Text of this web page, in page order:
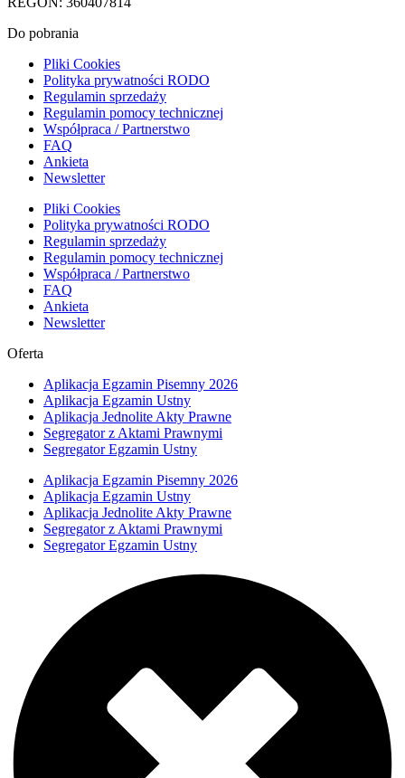
Do pobrania
Pliki Cookies
Polityka prywatności RODO
Regulamin sprzedaży
Regulamin pomocy technicznej
Współpraca / Partnerstwo
FAQ
Ankieta
Newsletter
Pliki Cookies
Polityka prywatności RODO
Regulamin sprzedaży
Regulamin pomocy technicznej
Współpraca / Partnerstwo
FAQ
Ankieta
Newsletter
Oferta
Aplikacja Egzamin Pisemny 2026
Aplikacja Egzamin Ustny
Aplikacja Jednolite Akty Prawne
Segregator z Aktami Prawnymi
Segregator Egzamin Ustny
Aplikacja Egzamin Pisemny 2026
Aplikacja Egzamin Ustny
Aplikacja Jednolite Akty Prawne
Segregator z Aktami Prawnymi
Segregator Egzamin Ustny